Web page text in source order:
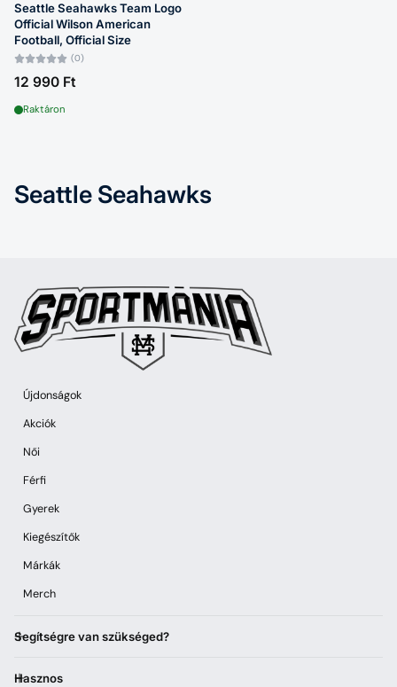
Seattle Seahawks Team Logo
Official Wilson American
Football, Official Size
(0)
12 990 Ft
Raktáron
Seattle Seahawks
Újdonságok
Akciók
Női
Férfi
Gyerek
Kiegészítők
Márkák
Merch
Segítségre van szükséged?
Hasznos